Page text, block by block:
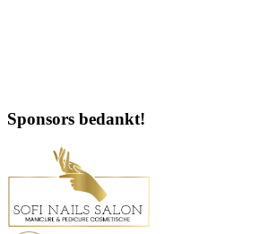
Sponsors bedankt!